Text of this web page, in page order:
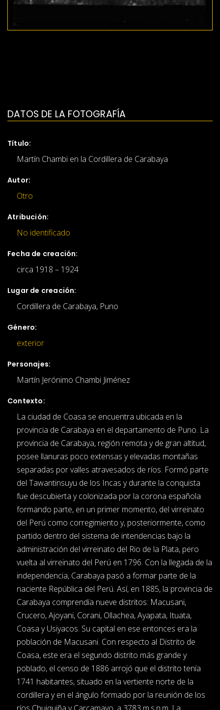
DATOS DE LA FOTOGRAFÍA
Título:
Martín Chambi en la Cordillera de Carabaya
Autor:
Otro
Atribución:
No identificado
Fecha de creación:
circa 1918 – 1924
Lugar de creación:
Cordillera de Carabaya, Puno
Género:
exterior
Personajes:
Martín Jerónimo Chambi Jiménez
Contexto:
La ciudad de Coasa se encuentra ubicada en la
provincia de Carabaya en el departamento de Puno. La
provincia de Carabaya, región remota y de gran altitud,
posee llanuras poco extensas y elevadas montañas
separadas por valles atravesados de ríos. Formó parte
del Tawantinsuyu de los Incas y durante la conquista
fue descubierta y colonizada por la corona española
formando parte, en un primer momento, del virreinato
del Perú como corregimiento y, posteriormente, como
partido dentro del sistema de intendencias bajo la
administración del virreinato del Rio de la Plata, pero
vuelta al virreinato del Perú en 1796. Con la llegada de la
independencia, Carabaya pasó a formar parte de la
naciente República del Perú. Así, en 1885, la provincia de
Carabaya comprendía nueve distritos: Macusani,
Crucero, Ajoyani, Corani, Ollachea, Ayapata, Ituata,
Coasa y Usiyacos. Su capital en ese entonces era la
población de Macusani. Con respecto al Distrito de
Coasa, este era el segundo distrito más grande y
poblado, el censo de 1886 arrojó que el distrito tenía
1741 habitantes, situado en la vertiente norte de la
cordillera y en el ángulo formado por la reunión de los